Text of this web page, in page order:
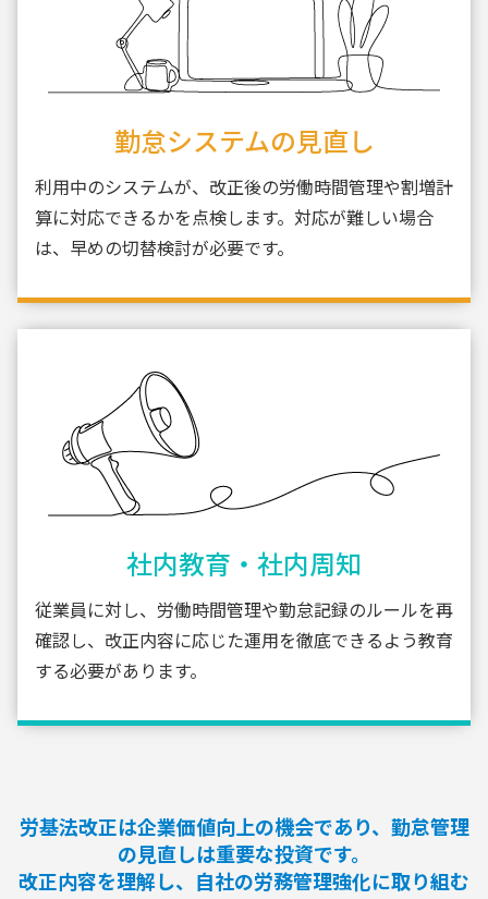
勤怠システムの見直し
利用中のシステムが、改正後の労働時間管理や割増計
算に対応できるかを点検します。対応が難しい場合
は、早めの切替検討が必要です。
社内教育・社内周知
従業員に対し、労働時間管理や勤怠記録のルールを再
確認し、改正内容に応じた運用を徹底できるよう教育
する必要があります。
労基法改正は企業価値向上の機会であり、勤怠管理
の見直しは重要な投資です。
改正内容を理解し、自社の労務管理強化に取り組む